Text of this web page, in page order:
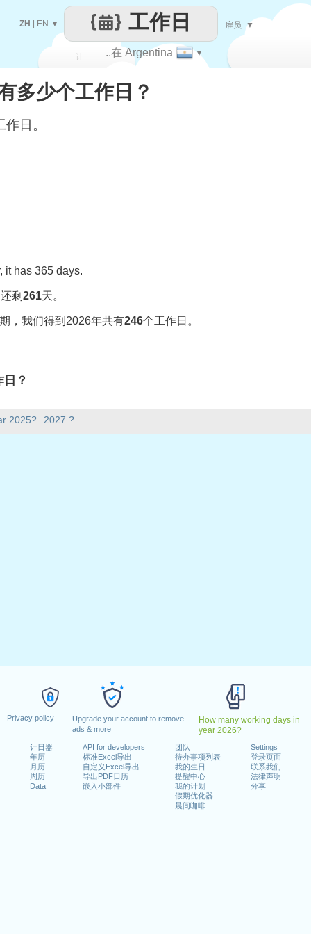
Privacy policy
Upgrade your account to remove
ads & more
How many working days in
year 2026?
计日器
年历
月历
周历
Data
API for developers
标准Excel导出
自定义Excel导出
导出PDF日历
嵌入小部件
团队
待办事项列表
我的生日
提醒中心
我的计划
假期优化器
晨间咖啡
Settings
登录页面
联系我们
法律声明
分享
让
每一天
..在 Argentina ▼
工作日
ZH EN ▼ 雇员 ▼
2025? 2027 ?
多少个工作日？
作日。
it has 365 days.
剩261天。
，我们得到2026年共有246个工作日。
？
: 2026年5月1日星期五
2026年5月25日星期一
General Martín Miguel de Güemes: 2026年6月17日星期三
年7月9日星期四
General José de San Martín
: 2026年8月17日星期一
Cultural
: 2026年10月12日星期一
2026年11月23日星期一
: 2026年12月8日星期二